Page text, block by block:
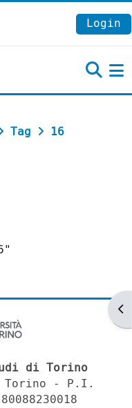
Login
Tag 16
di Torino
Torino - P.I.